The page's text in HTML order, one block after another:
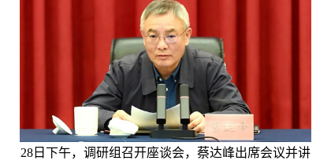
28日下午，调研组召开座谈会，蔡达峰出席会议并讲